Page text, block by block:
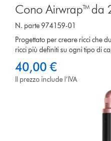
Cono Airwrap™ da
N. parte 974159-01
Progettato per creare ricci che
ricci più definiti su ogni tipo di
40,00 €
Il prezzo include l’IVA